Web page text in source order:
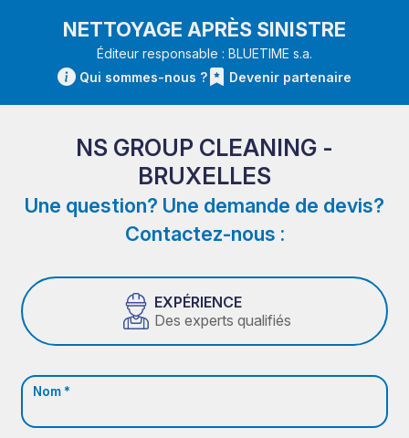
NETTOYAGE APRÈS SINISTRE
Éditeur responsable : BLUETIME s.a.
Qui sommes-nous ?
Devenir partenaire
NS GROUP CLEANING -
BRUXELLES
Une question? Une demande de devis?
Contactez-nous :
EXPÉRIENCE
Des experts qualifiés
Nom *